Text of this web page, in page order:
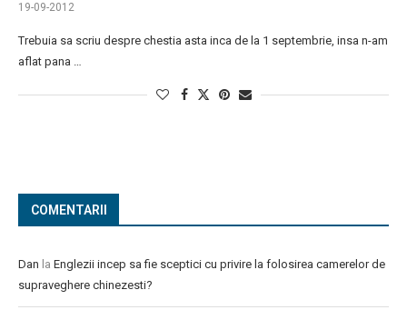
19-09-2012
Trebuia sa scriu despre chestia asta inca de la 1 septembrie, insa n-am
aflat pana …
COMENTARII
Dan la Englezii incep sa fie sceptici cu privire la folosirea camerelor de
supraveghere chinezesti?